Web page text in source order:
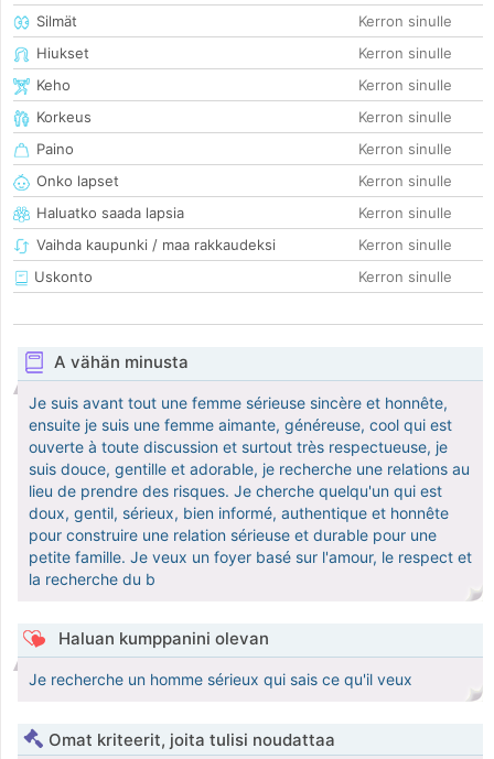
Silmät
Kerron sinulle
Hiukset
Kerron sinulle
Keho
Kerron sinulle
Korkeus
Kerron sinulle
Paino
Kerron sinulle
Onko lapset
Kerron sinulle
Haluatko saada lapsia
Kerron sinulle
Vaihda kaupunki / maa rakkaudeksi
Kerron sinulle
Uskonto
Kerron sinulle
A vähän minusta
Je suis avant tout une femme sérieuse sincère et honnête,
ensuite je suis une femme aimante, généreuse, cool qui est
ouverte à toute discussion et surtout très respectueuse, je
suis douce, gentille et adorable, je recherche une relations au
lieu de prendre des risques. Je cherche quelqu'un qui est
doux, gentil, sérieux, bien informé, authentique et honnête
pour construire une relation sérieuse et durable pour une
petite famille. Je veux un foyer basé sur l'amour, le respect et
la recherche du b
Haluan kumppanini olevan
Je recherche un homme sérieux qui sais ce qu'il veux
Omat kriteerit, joita tulisi noudattaa